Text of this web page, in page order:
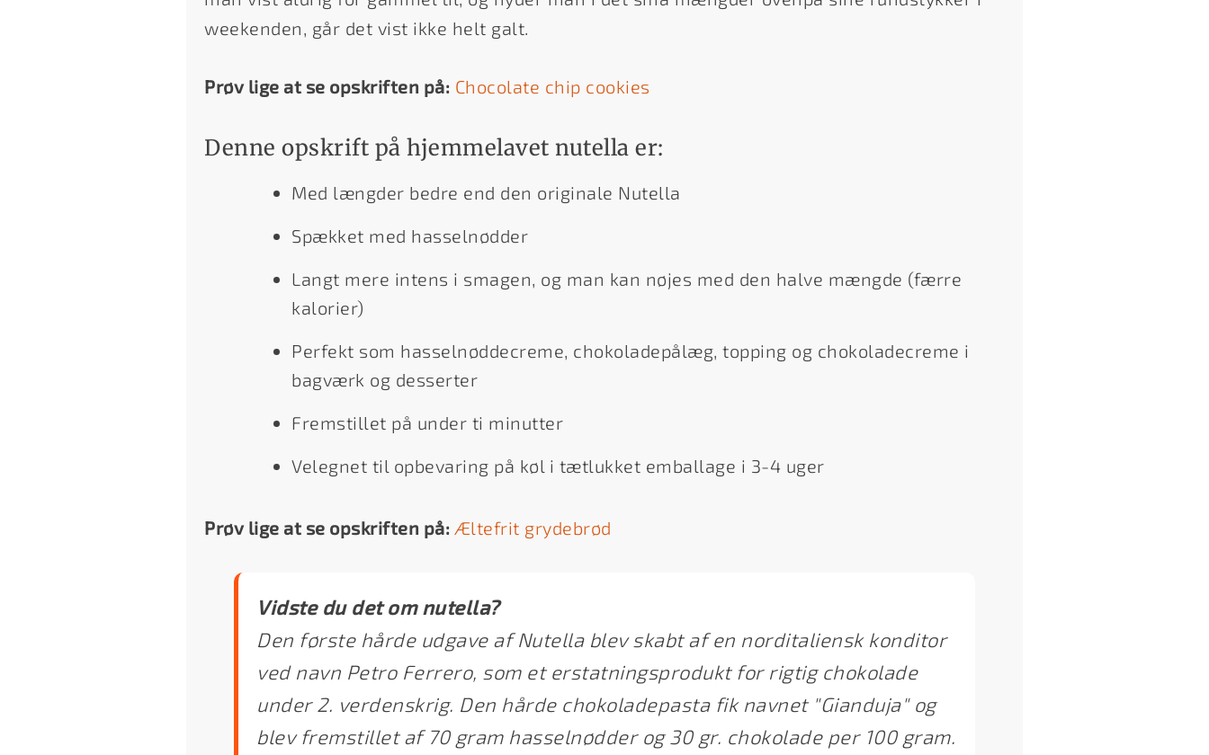
weekenden, går det vist ikke helt galt.
Prøv lige at se opskriften på: Chocolate chip cookies
Denne opskrift på hjemmelavet nutella er:
Med længder bedre end den originale Nutella
Spækket med hasselnødder
Langt mere intens i smagen, og man kan nøjes med den halve mængde (færre
kalorier)
Perfekt som hasselnøddecreme, chokoladepålæg, topping og chokoladecreme i
bagværk og desserter
Fremstillet på under ti minutter
Velegnet til opbevaring på køl i tætlukket emballage i 3-4 uger
Prøv lige at se opskriften på: Æltefrit grydebrød
Vidste du det om nutella?
Den første hårde udgave af Nutella blev skabt af en norditaliensk konditor
ved navn Petro Ferrero, som et erstatningsprodukt for rigtig chokolade
under 2. verdenskrig. Den hårde chokoladepasta fik navnet "Gianduja" og
blev fremstillet af 70 gram hasselnødder og 30 gr. chokolade per 100 gram.